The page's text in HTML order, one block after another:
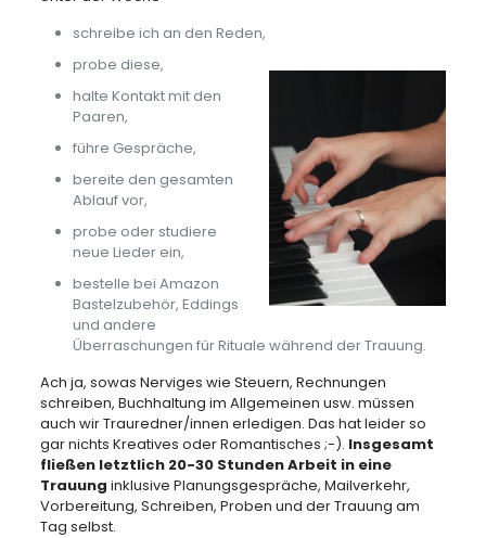
schreibe ich an den Reden,
probe diese,
halte Kontakt mit den
Paaren,
führe Gespräche,
bereite den gesamten
Ablauf vor,
probe oder studiere
neue Lieder ein,
bestelle bei Amazon
Bastelzubehör, Eddings
und andere
Überraschungen für Rituale während der Trauung.
Ach ja, sowas Nerviges wie Steuern, Rechnungen
schreiben, Buchhaltung im Allgemeinen usw. müssen
auch wir Trauredner/innen erledigen. Das hat leider so
gar nichts Kreatives oder Romantisches ;-). Insgesamt
fließen letztlich 20-30 Stunden Arbeit in eine
Trauung inklusive Planungsgespräche, Mailverkehr,
Vorbereitung, Schreiben, Proben und der Trauung am
Tag selbst.